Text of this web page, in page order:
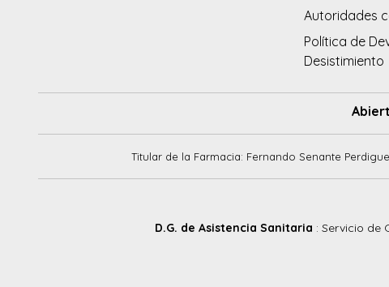
Autoridades
Política de
Desistimiento
Titular de la Farmacia: Fernando Senante
D.G. de Asistencia Sanitaria : Servicio de